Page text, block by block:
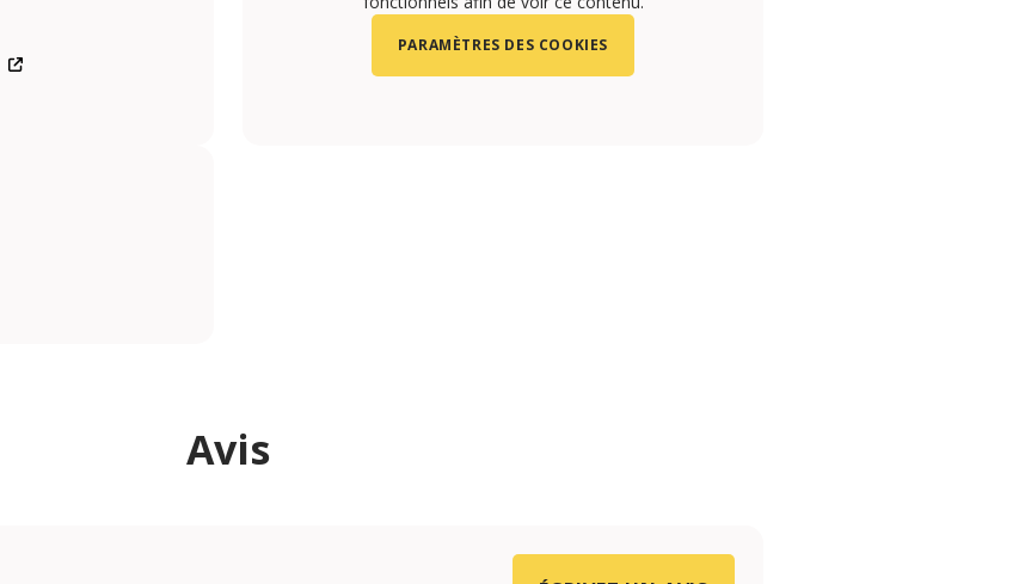
PARAMÈTRES DES COOKIES
Avis